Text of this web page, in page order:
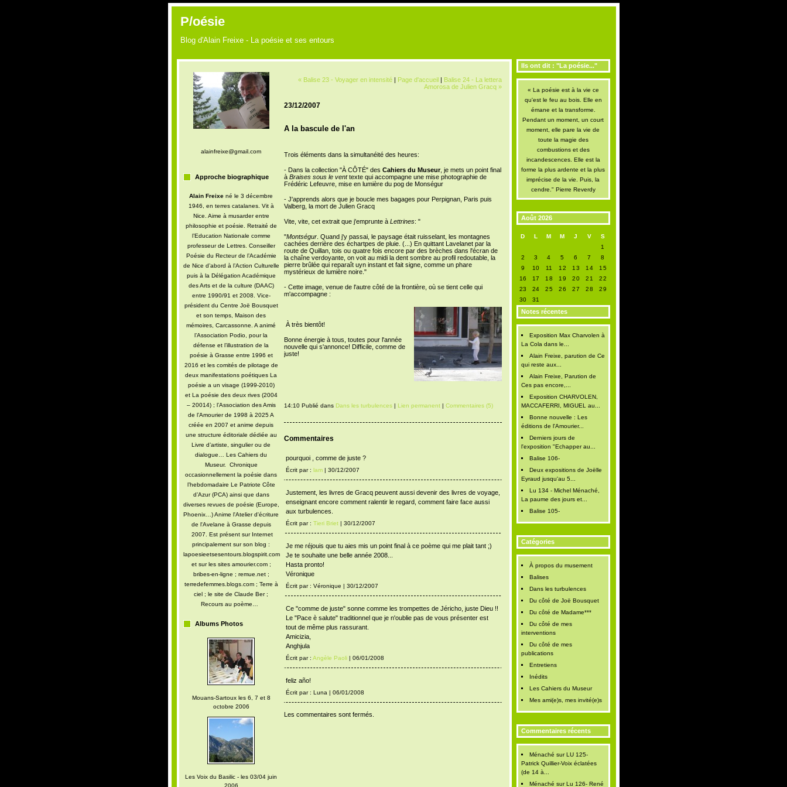
P/oésie
Blog d'Alain Freixe - La poésie et ses entours
alainfreixe@gmail.com
Approche biographique
Alain Freixe né le 3 décembre
1946, en terres catalanes. Vit à
Nice. Aime à musarder entre
philosophie et poésie. Retraité de
l’Education Nationale comme
professeur de Lettres. Conseiller
Poésie du Recteur de l’Académie
de Nice d’abord à l’Action Culturelle
puis à la Délégation Académique
des Arts et de la culture (DAAC)
entre 1990/91 et 2008. Vice-
président du Centre Joë Bousquet
et son temps, Maison des
mémoires, Carcassonne. A animé
l’Association Podio, pour la
défense et l’illustration de la
poésie à Grasse entre 1996 et
2016 et les comités de pilotage de
deux manifestations poétiques La
poésie a un visage (1999-2010)
et La poésie des deux rives (2004
– 20014) ; l’Association des Amis
de l’Amourier de 1998 à 2025 A
créée en 2007 et anime depuis
une structure éditoriale dédiée au
Livre d’artiste, singulier ou de
dialogue… Les Cahiers du
Museur. Chronique
occasionnellement la poésie dans
l’hebdomadaire Le Patriote Côte
d’Azur (PCA) ainsi que dans
diverses revues de poésie (Europe,
Phoenix…) Anime l'Atelier d'écriture
de l'Avelane à Grasse depuis
2007. Est présent sur Internet
principalement sur son blog :
lapoesieetsesentours.blogspirit.com
et sur les sites amourier.com ;
bribes-en-ligne ; remue.net ;
terredefemmes.blogs.com ; Terre à
ciel ; le site de Claude Ber ;
Recours au poème…
Albums Photos
Mouans-Sartoux les 6, 7 et 8
octobre 2006
Les Voix du Basilic - les 03/04 juin
2006
Ils ont dit : "La poésie..."
« La poésie est à la vie ce
qu'est le feu au bois. Elle en
émane et la transforme.
Pendant un moment, un court
moment, elle pare la vie de
toute la magie des
combustions et des
incandescences. Elle est la
forme la plus ardente et la plus
imprécise de la vie. Puis, la
cendre." Pierre Reverdy
Août 2026
D L M M J V
S
1
2
3 4 5 6 7
8
9
10 11 12 13 14
15
16
17 18 19 20 21
22
23
24 25 26 27 28
29
30
31
Notes récentes
Exposition Max Charvolen à
La Cola dans le...
Alain Freixe, parution de Ce
qui reste aux...
Alain Freixe, Parution de
Ces pas encore,...
Exposition CHARVOLEN,
MACCAFERRI, MIGUEL au...
Bonne nouvelle : Les
éditions de l'Amourier...
Derniers jours de
l'exposition "Echapper au...
Balise 106-
Deux expositions de Joëlle
Eyraud jusqu'au 5...
Lu 134 - Michel Ménaché,
La paume des jours et...
Balise 105-
Catégories
À propos du musement
Balises
Dans les turbulences
Du côté de Joë Bousquet
Du côté de Madame***
Du côté de mes
interventions
Du côté de mes
publications
Entretiens
Inédits
Les Cahiers du Museur
Mes ami(e)s, mes invité(e)s
Commentaires récents
Ménaché surLU 125-
Patrick Quillier-Voix éclatées
(de 14 à...
Ménaché surLu 126- René
« Balise 23 - Voyager en intensité| Page d'accueil| Balise 24 - La lettera
Amorosa de Julien Gracq »
23/12/2007
A la bascule de l'an
Trois éléments dans la simultanéité des heures:
- Dans la collection "À CÔTÉ" des Cahiers du Museur, je mets un point final
à Braises sous le venttexte qui accompagne une mise photographie de
Frédéric Lefeuvre, mise en lumière du pog de Monségur
- J'apprends alors que je boucle mes bagages pour Perpignan, Paris puis
Valberg, la mort de Julien Gracq
Vite, vite, cet extrait que j'emprunte à Lettrines: "
"Montségur. Quand j'y passai, le paysage était ruisselant, les montagnes
cachées derrière des échartpes de pluie. (...) En quittant Lavelanet par la
route de Quillan, tois ou quatre fois encore par des brèches dans l'écran de
la chaîne verdoyante, on voit au midi la dent sombre au profil redoutable, la
pierre brûlée qui reparaît uyn instant et fait signe, comme un phare
mystérieux de lumière noire."
- Cette image, venue de l'autre côté de la frontière, où se tient celle qui
m'accompagne :
À très bientôt!
Bonne énergie à tous, toutes pour l'année
nouvelle qui s'annonce! Difficile, comme de
juste!
14:10 Publié dans Dans les turbulences| Lien permanent| Commentaires (5)
Commentaires
pourquoi , comme de juste ?
Écrit par : lam| 30/12/2007
Justement, les livres de Gracq peuvent aussi devenir des livres de voyage,
enseignant encore comment ralentir le regard, comment faire face aussi
aux turbulences.
Écrit par : Tieri Briet| 30/12/2007
Je me réjouis que tu aies mis un point final à ce poème qui me plait tant ;)
Je te souhaite une belle année 2008...
Hasta pronto!
Véronique
Écrit par : Véronique | 30/12/2007
Ce "comme de juste" sonne comme les trompettes de Jéricho, juste Dieu !!
Le "Pace è salute" traditionnel que je n'oublie pas de vous présenter est
tout de même plus rassurant.
Amicizia,
Anghjula
Écrit par : Angèle Paoli| 06/01/2008
feliz año!
Écrit par : Luna | 06/01/2008
Les commentaires sont fermés.